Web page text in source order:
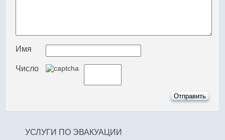
Имя
Число
УСЛУГИ ПО ЭВАКУАЦИИ